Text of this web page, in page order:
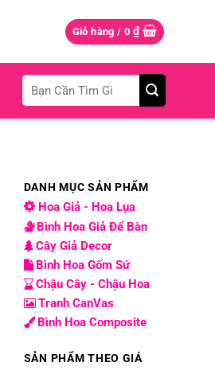
Giỏ hàng / 0 ₫
Tìm
kiếm:
DANH MỤC SẢN PHẨM
Hoa Giả - Hoa Lụa
Bình Hoa Giả Để Bàn
Cây Giả Decor
Bình Hoa Gốm Sứ
Chậu Cây - Chậu Hoa
Tranh CanVas
Bình Hoa Composite
SẢN PHẨM THEO GIÁ